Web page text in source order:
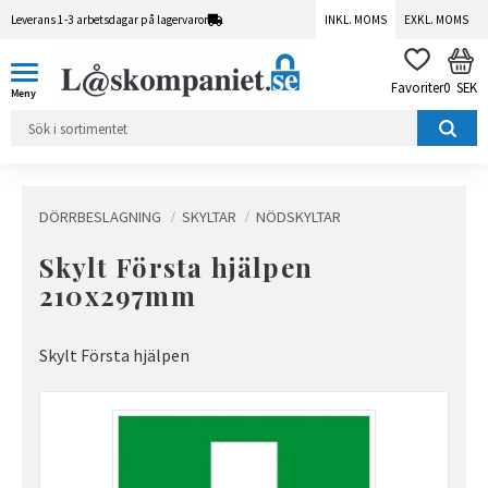
Leverans 1-3 arbetsdagar på lagervaror INKL. MOMS EXKL. MOMS
FAVORITER
0 SEK
DÖRRBESLAGNING SKYLTAR NÖDSKYLTAR
Skylt Första hjälpen
210x297mm
Skylt Första hjälpen